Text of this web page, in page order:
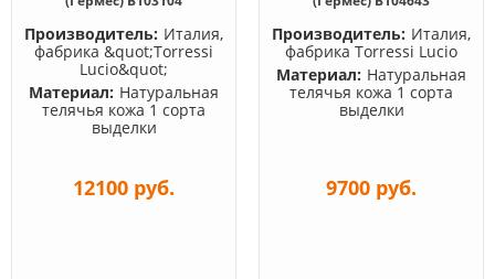
Производитель: Италия,
фабрика &quot;Torressi
Lucio&quot;
Материал: Натуральная
телячья кожа 1 сорта
выделки
12100 руб.
Производитель: Италия,
фабрика Torressi Lucio
Материал: Натуральная
телячья кожа 1 сорта
выделки
9700 руб.